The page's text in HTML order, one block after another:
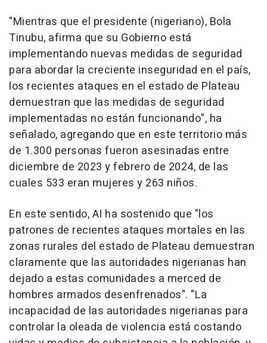
"Mientras que el presidente (nigeriano), Bola
Tinubu, afirma que su Gobierno está
implementando nuevas medidas de seguridad
para abordar la creciente inseguridad en el país,
los recientes ataques en el estado de Plateau
demuestran que las medidas de seguridad
implementadas no están funcionando", ha
señalado, agregando que en este territorio más
de 1.300 personas fueron asesinadas entre
diciembre de 2023 y febrero de 2024, de las
cuales 533 eran mujeres y 263 niños.
En este sentido, AI ha sostenido que "los
patrones de recientes ataques mortales en las
zonas rurales del estado de Plateau demuestran
claramente que las autoridades nigerianas han
dejado a estas comunidades a merced de
hombres armados desenfrenados". "La
incapacidad de las autoridades nigerianas para
controlar la oleada de violencia está costando